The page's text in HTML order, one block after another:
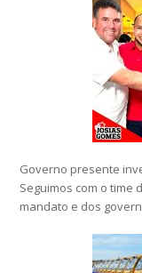
Governo presente
Seguimos com o time
mandato e dos